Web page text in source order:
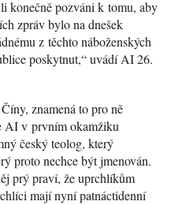
konečně pozváni k tomu, aby
zpráv bylo na dnešek
z těchto náboženských
poskytnut,“ uvádí AI 26.
znamená to pro ně
AI v prvním okamžiku
český teolog, který
proto nechce být jmenován.
prý praví, že uprchlíkům
mají nyní patnáctidenní